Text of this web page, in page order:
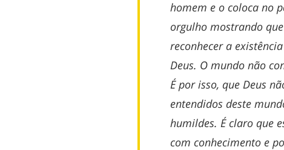
homem e o coloca no
orgulho mostrando
reconhecer a
Deus. O mundo não
É por isso, que Deus
entendidos deste
humildes. É claro que
com conhecimento e